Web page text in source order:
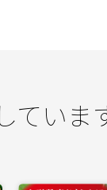
いま